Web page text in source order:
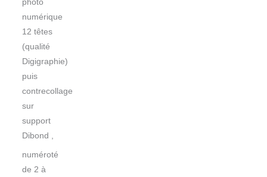
photo
numérique
12 têtes
(qualité
Digigraphie)
puis
contrecollage
sur
support
Dibond ,
numéroté
de 2 à